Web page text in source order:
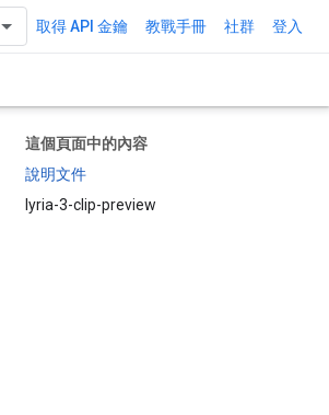
取得 API 金鑰 教戰手冊 社群 登入
這個頁面中的內容
說明文件
lyria-3-clip-preview